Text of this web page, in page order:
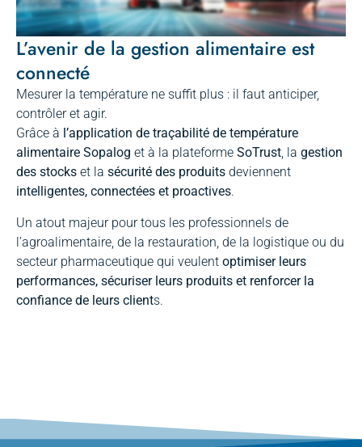
L’avenir de la gestion alimentaire est
connecté
Mesurer la température ne suffit plus : il faut anticiper,
contrôler et agir.
Grâce à l’application de traçabilité de température
alimentaire Sopalog et à la plateforme SoTrust, la gestion
des stocks et la sécurité des produits deviennent
intelligentes, connectées et proactives.
Un atout majeur pour tous les professionnels de
l’agroalimentaire, de la restauration, de la logistique ou du
secteur pharmaceutique qui veulent optimiser leurs
performances, sécuriser leurs produits et renforcer la
confiance de leurs clients.